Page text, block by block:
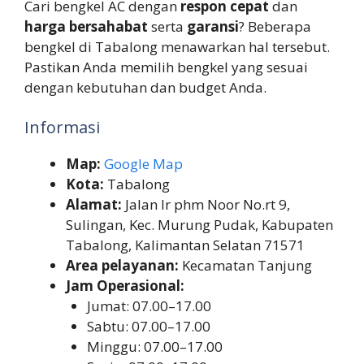
Cari bengkel AC dengan respon cepat dan
harga bersahabat serta garansi? Beberapa
bengkel di Tabalong menawarkan hal tersebut.
Pastikan Anda memilih bengkel yang sesuai
dengan kebutuhan dan budget Anda.
Informasi
Map: Google Map
Kota: Tabalong
Alamat: Jalan Ir phm Noor No.rt 9,
Sulingan, Kec. Murung Pudak, Kabupaten
Tabalong, Kalimantan Selatan 71571
Area pelayanan: Kecamatan Tanjung
Jam Operasional:
Jumat: 07.00–17.00
Sabtu: 07.00–17.00
Minggu: 07.00–17.00